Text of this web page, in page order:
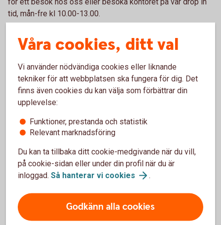
tid, mån-fre kl 10.00-13.00.
betala räkningar och få behålla Mobilt BankId?
Välkommen in på vår drop in tid, mån-fre kl 10.00-13.00. Du
kan också boka tid genom att ringa oss på 0771-82 70 00,
kl 07.00-20.00 (alla dagar utom storhelger) så bokar vi en
tid som passar dig.
Jag har blivit utsatt för ett bedrägeri och behöver
hjälp. Hur går jag till väga?
Gäller det ett bedrägeri som är ett kortköp kan du själv göra
en anmälan i din app eller internetbank. Du behöver först
göra en polisanmälan.
Gäller det andra typer av bedrägerier så hjälper vi dig med
din anmälan. Välkommen in på vår drop in tid, mån-fre kl
10.00-13.00. För att vi ska kunna hjälpa dig behöver du ha
Våra cookies, ditt val
Vi använder nödvändiga cookies eller liknande
tekniker för att webbplatsen ska fungera för dig. Det
finns även cookies du kan välja som förbättrar din
upplevelse:
Funktioner, prestanda och statistik
Relevant marknadsföring
Du kan ta tillbaka ditt cookie-medgivande när du vill,
på cookie-sidan eller under din profil när du är
inloggad. Så hanterar vi cookies .
Godkänn alla cookies